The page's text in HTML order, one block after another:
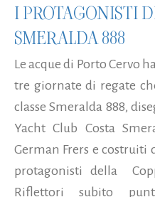
I PROTAGONISTI
SMERALDA 888
Le acque di Porto Cervo
tre giornate di regate
classe Smeralda 888,
Yacht Club Costa
German Frers e costruiti
protagonisti della
Riflettori subito